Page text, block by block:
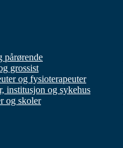
pårørende
grossist
og fysioterapeuter
institusjon og sykehus
og skoler